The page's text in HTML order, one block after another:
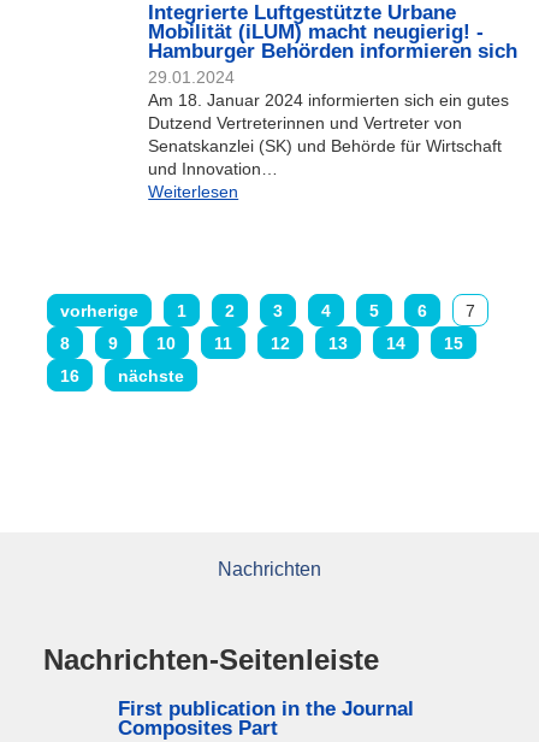
Integrierte Luftgestützte Urbane
Mobilität (iLUM) macht neugierig! -
Hamburger Behörden informieren sich
29.01.2024
Am 18. Januar 2024 informierten sich ein gutes
Dutzend Vertreterinnen und Vertreter von
Senatskanzlei (SK) und Behörde für Wirtschaft
und Innovation…
Weiterlesen
vorherige 1 2 3 4 5 6
7
8
9 10 11 12 13 14
15
16
nächste
Nachrichten
Nachrichten-Seitenleiste
First publication in the Journal
Composites Part